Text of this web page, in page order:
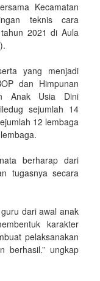
Kecamatan
teknis cara
2021 di Aula
.
yang menjadi
dan Himpunan
Anak Usia Dini
sejumlah 14
12 lembaga
berharap dari
tugasnya secara
dari awal anak
karakter
pelaksanakan
berhasil.” ungkap